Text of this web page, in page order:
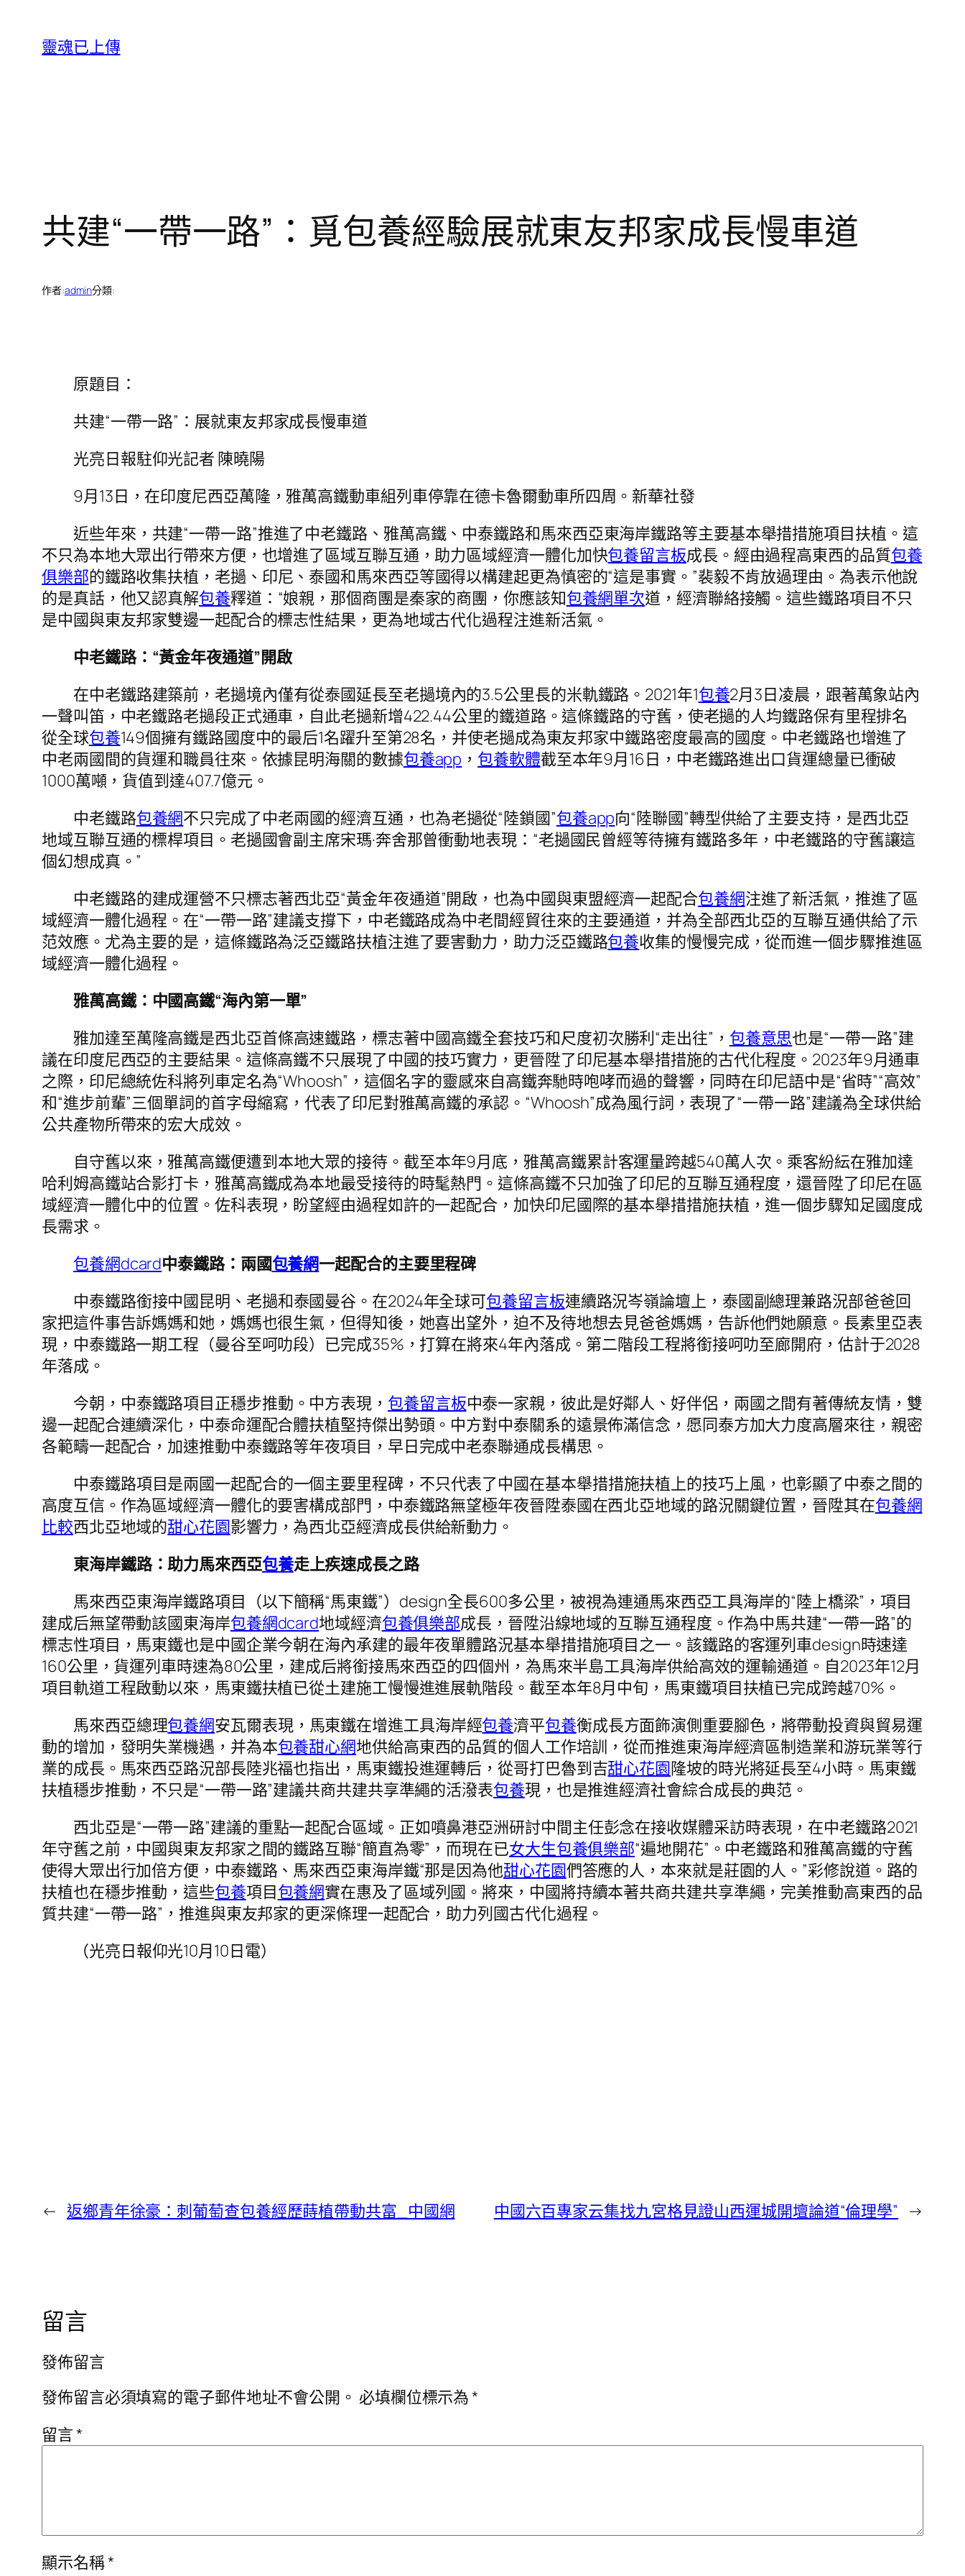
靈魂已上傳
共建“一帶一路”：覓包養經驗展就東友邦家成長慢車道
作者:admin分類:
原題目：
共建“一帶一路”：展就東友邦家成長慢車道
光亮日報駐仰光記者 陳曉陽
9月13日，在印度尼西亞萬隆，雅萬高鐵動車組列車停靠在德卡魯爾動車所四周。新華社發
近些年來，共建“一帶一路”推進了中老鐵路、雅萬高鐵、中泰鐵路和馬來西亞東海岸鐵路等主要基本舉措措施項目扶植。這
不只為本地大眾出行帶來方便，也增進了區域互聯互通，助力區域經濟一體化加快包養留言板成長。經由過程高東西的品質包養
俱樂部的鐵路收集扶植，老撾、印尼、泰國和馬來西亞等國得以構建起更為慎密的“這是事實。”裴毅不肯放過理由。為表示他說
的是真話，他又認真解包養釋道：“娘親，那個商團是秦家的商團，你應該知包養網單次道，經濟聯絡接觸。這些鐵路項目不只
是中國與東友邦家雙邊一起配合的標志性結果，更為地域古代化過程注進新活氣。
中老鐵路：“黃金年夜通道”開啟
在中老鐵路建築前，老撾境內僅有從泰國延長至老撾境內的3.5公里長的米軌鐵路。2021年1包養2月3日凌晨，跟著萬象站內
一聲叫笛，中老鐵路老撾段正式通車，自此老撾新增422.44公里的鐵道路。這條鐵路的守舊，使老撾的人均鐵路保有里程排名
從全球包養149個擁有鐵路國度中的最后1名躍升至第28名，并使老撾成為東友邦家中鐵路密度最高的國度。中老鐵路也增進了
中老兩國間的貨運和職員往來。依據昆明海關的數據包養app ， 包養軟體截至本年9月16日，中老鐵路進出口貨運總量已衝破
1000萬噸，貨值到達407.7億元。
中老鐵路包養網不只完成了中老兩國的經濟互通，也為老撾從“陸鎖國”包養app向“陸聯國”轉型供給了主要支持，是西北亞
地域互聯互通的標桿項目。老撾國會副主席宋瑪·奔舍那曾衝動地表現：“老撾國民曾經等待擁有鐵路多年，中老鐵路的守舊讓這
個幻想成真。”
中老鐵路的建成運營不只標志著西北亞“黃金年夜通道”開啟，也為中國與東盟經濟一起配合包養網注進了新活氣，推進了區
域經濟一體化過程。在“一帶一路”建議支撐下，中老鐵路成為中老間經貿往來的主要通道，并為全部西北亞的互聯互通供給了示
范效應。尤為主要的是，這條鐵路為泛亞鐵路扶植注進了要害動力，助力泛亞鐵路包養收集的慢慢完成，從而進一個步驟推進區
域經濟一體化過程。
雅萬高鐵：中國高鐵“海內第一單”
雅加達至萬隆高鐵是西北亞首條高速鐵路，標志著中國高鐵全套技巧和尺度初次勝利“走出往”， 包養意思也是“一帶一路”建
議在印度尼西亞的主要結果。這條高鐵不只展現了中國的技巧實力，更晉陞了印尼基本舉措措施的古代化程度。2023年9月通車
之際，印尼總統佐科將列車定名為“Whoosh”，這個名字的靈感來自高鐵奔馳時咆哮而過的聲響，同時在印尼語中是“省時”“高效”
和“進步前輩”三個單詞的首字母縮寫，代表了印尼對雅萬高鐵的承認。“Whoosh”成為風行詞，表現了“一帶一路”建議為全球供給
公共產物所帶來的宏大成效。
自守舊以來，雅萬高鐵便遭到本地大眾的接待。截至本年9月底，雅萬高鐵累計客運量跨越540萬人次。乘客紛紜在雅加達
哈利姆高鐵站合影打卡，雅萬高鐵成為本地最受接待的時髦熱門。這條高鐵不只加強了印尼的互聯互通程度，還晉陞了印尼在區
域經濟一體化中的位置。佐科表現，盼望經由過程如許的一起配合，加快印尼國際的基本舉措措施扶植，進一個步驟知足國度成
長需求。
包養網dcard中泰鐵路：兩國包養網一起配合的主要里程碑
中泰鐵路銜接中國昆明、老撾和泰國曼谷。在2024年全球可包養留言板連續路況岑嶺論壇上，泰國副總理兼路況部爸爸回
家把這件事告訴媽媽和她，媽媽也很生氣，但得知後，她喜出望外，迫不及待地想去見爸爸媽媽，告訴他們她願意。長素里亞表
現，中泰鐵路一期工程（曼谷至呵叻段）已完成35%，打算在將來4年內落成。第二階段工程將銜接呵叻至廊開府，估計于2028
年落成。
今朝，中泰鐵路項目正穩步推動。中方表現， 包養留言板中泰一家親，彼此是好鄰人、好伴侶，兩國之間有著傳統友情，雙
邊一起配合連續深化，中泰命運配合體扶植堅持傑出勢頭。中方對中泰關系的遠景佈滿信念，愿同泰方加大力度高層來往，親密
各範疇一起配合，加速推動中泰鐵路等年夜項目，早日完成中老泰聯通成長構思。
中泰鐵路項目是兩國一起配合的一個主要里程碑，不只代表了中國在基本舉措措施扶植上的技巧上風，也彰顯了中泰之間的
高度互信。作為區域經濟一體化的要害構成部門，中泰鐵路無望極年夜晉陞泰國在西北亞地域的路況關鍵位置，晉陞其在包養網
比較西北亞地域的甜心花園影響力，為西北亞經濟成長供給新動力。
東海岸鐵路：助力馬來西亞包養走上疾速成長之路
馬來西亞東海岸鐵路項目（以下簡稱“馬東鐵”）design全長600多公里，被視為連通馬來西亞工具海岸的“陸上橋梁”，項目
建成后無望帶動該國東海岸包養網dcard地域經濟包養俱樂部成長，晉陞沿線地域的互聯互通程度。作為中馬共建“一帶一路”的
標志性項目，馬東鐵也是中國企業今朝在海內承建的最年夜單體路況基本舉措措施項目之一。該鐵路的客運列車design時速達
160公里，貨運列車時速為80公里，建成后將銜接馬來西亞的四個州，為馬來半島工具海岸供給高效的運輸通道。自2023年12月
項目軌道工程啟動以來，馬東鐵扶植已從土建施工慢慢進進展軌階段。截至本年8月中旬，馬東鐵項目扶植已完成跨越70%。
馬來西亞總理包養網安瓦爾表現，馬東鐵在增進工具海岸經包養濟平包養衡成長方面飾演側重要腳色，將帶動投資與貿易運
動的增加，發明失業機遇，并為本包養甜心網地供給高東西的品質的個人工作培訓，從而推進東海岸經濟區制造業和游玩業等行
業的成長。馬來西亞路況部長陸兆福也指出，馬東鐵投進運轉后，從哥打巴魯到吉甜心花園隆坡的時光將延長至4小時。馬東鐵
扶植穩步推動，不只是“一帶一路”建議共商共建共享準繩的活潑表包養現，也是推進經濟社會綜合成長的典范。
西北亞是“一帶一路”建議的重點一起配合區域。正如噴鼻港亞洲研討中間主任彭念在接收媒體采訪時表現，在中老鐵路2021
年守舊之前，中國與東友邦家之間的鐵路互聯“簡直為零”，而現在已女大生包養俱樂部“遍地開花”。中老鐵路和雅萬高鐵的守舊
使得大眾出行加倍方便，中泰鐵路、馬來西亞東海岸鐵“那是因為他甜心花園們答應的人，本來就是莊園的人。”彩修說道。路的
扶植也在穩步推動，這些包養項目包養網實在惠及了區域列國。將來，中國將持續本著共商共建共享準繩，完美推動高東西的品
質共建“一帶一路”，推進與東友邦家的更深條理一起配合，助力列國古代化過程。
（光亮日報仰光10月10日電）
← 返鄉青年徐豪：刺葡萄查包養經歷蒔植帶動共富_中國網 中國六百專家云集找九宮格見證山西運城開壇論道“倫理學” →
留言
發佈留言
發佈留言必須填寫的電子郵件地址不會公開。 必填欄位標示為*
留言*
顯示名稱*